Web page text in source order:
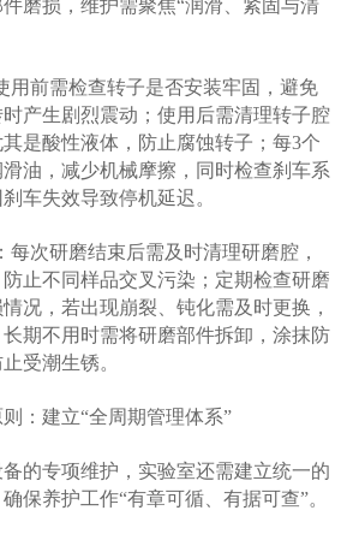
磨损，维护需聚焦“润滑、紧固与清
前需检查转子是否安装牢固，避免
产生剧烈震动；使用后需清理转子腔
是酸性液体，防止腐蚀转子；每3个
油，减少机械摩擦，同时检查刹车系
车失效导致停机延迟。
次研磨结束后需及时清理研磨腔，
止不同样品交叉污染；定期检查研磨
况，若出现崩裂、钝化需及时更换，
期不用时需将研磨部件拆卸，涂抹防
受潮生锈。
建立“全周期管理体系”
专项维护，实验室还需建立统一的
保养护工作“有章可循、有据可查”。